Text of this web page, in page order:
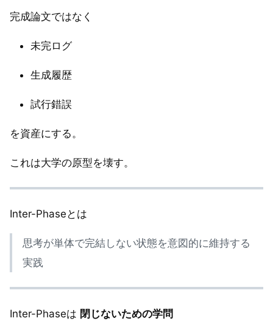
完成論文ではなく
未完ログ
生成履歴
試行錯誤
を資産にする。
これは大学の原型を壊す。
Inter-Phaseとは
思考が単体で完結しない状態を意図的に維持する
実践
Inter-Phaseは 閉じないための学問